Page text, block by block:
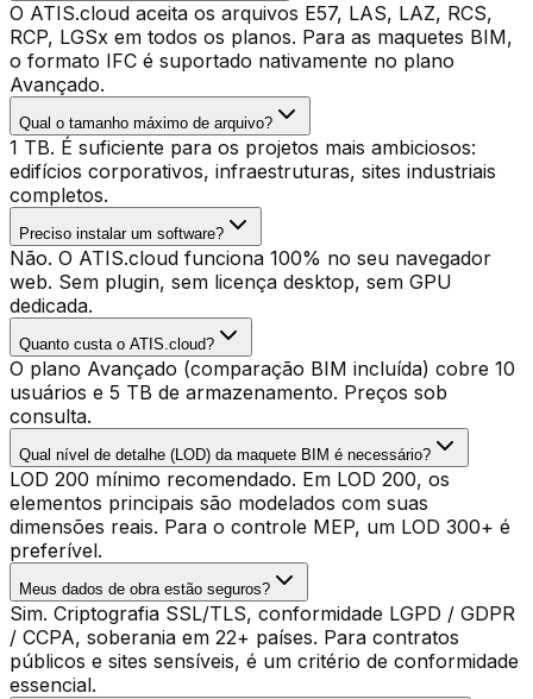
O ATIS.cloud aceita os arquivos E57, LAS, LAZ, RCS,
RCP, LGSx em todos os planos. Para as maquetes BIM,
o formato IFC é suportado nativamente no plano
Avançado.
Qual o tamanho máximo de arquivo?
1 TB. É suficiente para os projetos mais ambiciosos:
edifícios corporativos, infraestruturas, sites industriais
completos.
Preciso instalar um software?
Não. O ATIS.cloud funciona 100% no seu navegador
web. Sem plugin, sem licença desktop, sem GPU
dedicada.
Quanto custa o ATIS.cloud?
O plano Avançado (comparação BIM incluída) cobre 10
usuários e 5 TB de armazenamento. Preços sob
consulta.
Qual nível de detalhe (LOD) da maquete BIM é necessário?
LOD 200 mínimo recomendado. Em LOD 200, os
elementos principais são modelados com suas
dimensões reais. Para o controle MEP, um LOD 300+ é
preferível.
Meus dados de obra estão seguros?
Sim. Criptografia SSL/TLS, conformidade LGPD / GDPR
/ CCPA, soberania em 22+ países. Para contratos
públicos e sites sensíveis, é um critério de conformidade
essencial.